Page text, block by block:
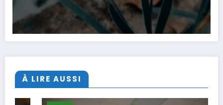
À LIRE AUSSI